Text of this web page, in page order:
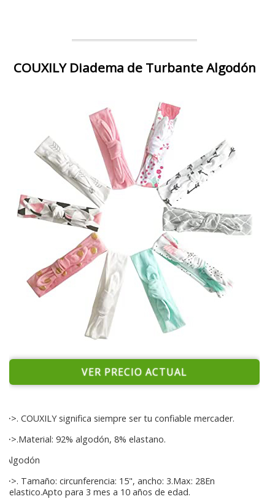
COUXILY Diadema de Turbante Algodón
VER PRECIO ACTUAL
>>. COUXILY significa siempre ser tu confiable mercader.
>>.Material: 92% algodón, 8% elastano.
Algodón
>>. Tamaño: circunferencia: 15", ancho: 3.Max: 28En
elastico.Apto para 3 mes a 10 años de edad.